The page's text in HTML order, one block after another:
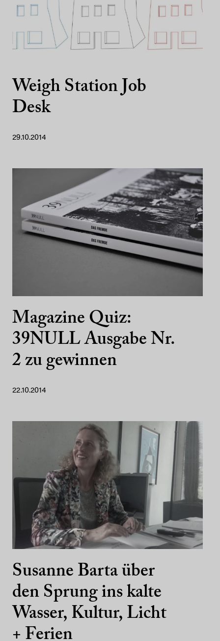
Weigh Station Job
Desk
29.10.2014
Magazine Quiz:
39NULL Ausgabe Nr.
2 zu gewinnen
22.10.2014
Susanne Barta über
den Sprung ins kalte
Wasser, Kultur, Licht
+ Ferien